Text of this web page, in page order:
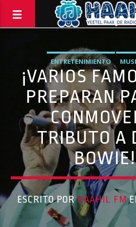
PROGRAMA ACTUAL
DE RUTA CON
1:00 PM 2:00 PM
ENTRETENIMIENTO
¡VARIOS
PREPARAN
TRIBUTO A
ESCRITO PORHAAHIL FM